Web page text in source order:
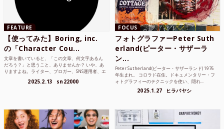
FEATURE
【使ってみた】Boring, inc.
の「Character Cou...
文章を書いていると、「この文章、何文字あるん
だろう？」と思うこと、ありませんか？ いや、あ
りますよね。ライター、ブロガー、SNS運用者、エ
2025.2.13 sn22000
FOCUS
フォトグラファーPeter Suth
erland(ピーター・サザーラ
ン...
Peter Sutherland(ピーター・サザーランド) 1976
年生まれ。 コロラド在住。ドキュメンタリー・フ
ォトグラフィーのテクニックを使い、隠れ...
2025.1.27 ヒラバヤシ